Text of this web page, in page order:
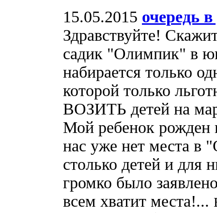
15.05.2015 очередь
Здравствуйте!
садик "Олимпик" в
набирается только
которой только
ВОЗИТЬ детей на
Мой ребенок рожден
нас уже нет места
столько детей и для
громко было
всем хватит места!...